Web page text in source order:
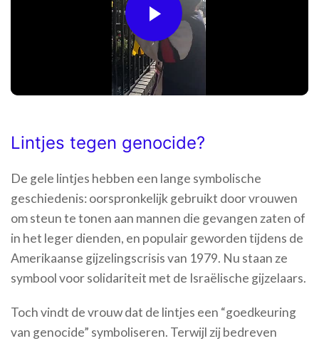
Play
Video
Lintjes tegen genocide?
De gele lintjes hebben een lange symbolische
geschiedenis: oorspronkelijk gebruikt door vrouwen
om steun te tonen aan mannen die gevangen zaten of
in het leger dienden, en populair geworden tijdens de
Amerikaanse gijzelingscrisis van 1979. Nu staan ze
symbool voor solidariteit met de Israëlische gijzelaars.
Toch vindt de vrouw dat de lintjes een “goedkeuring
van genocide” symboliseren. Terwijl zij bedreven